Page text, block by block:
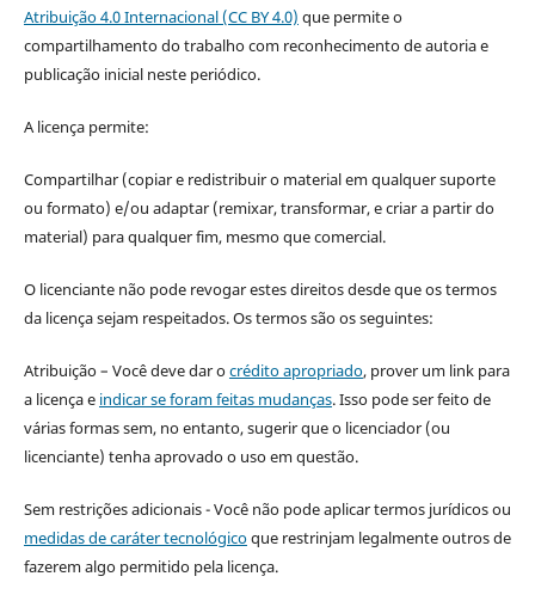
Atribuição 4.0 Internacional (CC BY 4.0) que permite o
compartilhamento do trabalho com reconhecimento de autoria e
publicação inicial neste periódico.
A licença permite:
Compartilhar (copiar e redistribuir o material em qualquer suporte
ou formato) e/ou adaptar (remixar, transformar, e criar a partir do
material) para qualquer fim, mesmo que comercial.
O licenciante não pode revogar estes direitos desde que os termos
da licença sejam respeitados. Os termos são os seguintes:
Atribuição – Você deve dar ocrédito apropriado, prover um link para
a licença e indicar se foram feitas mudanças. Isso pode ser feito de
várias formas sem, no entanto, sugerir que o licenciador (ou
licenciante) tenha aprovado o uso em questão.
Sem restrições adicionais - Você não pode aplicar termos jurídicos ou
medidas de caráter tecnológicoque restrinjam legalmente outros de
fazerem algo permitido pela licença.